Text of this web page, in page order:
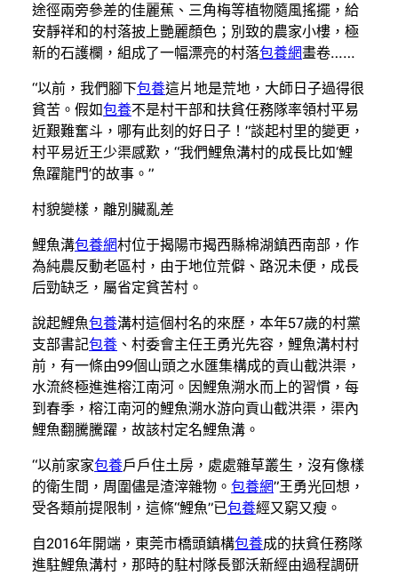
途徑兩旁參差的佳麗蕉、三角梅等植物隨風搖擺，給
安靜祥和的村落披上艷麗顏色；別致的農家小樓，極
新的石護欄，組成了一幅漂亮的村落包養網畫卷……
“以前，我們腳下包養這片地是荒地，大師日子過得很
貧苦。假如包養不是村干部和扶貧任務隊率領村平易
近艱難奮斗，哪有此刻的好日子！”談起村里的變更，
村平易近王少渠感歎，“我們鯉魚溝村的成長比如‘鯉
魚躍龍門’的故事。”
村貌變樣，離別臟亂差
鯉魚溝包養網村位于揭陽市揭西縣棉湖鎮西南部，作
為純農反動老區村，由于地位荒僻、路況未便，成長
后勁缺乏，屬省定貧苦村。
說起鯉魚包養溝村這個村名的來歷，本年57歲的村黨
支部書記包養 、村委會主任王勇光先容，鯉魚溝村村
前，有一條由99個山頭之水匯集構成的貢山截洪渠，
水流終極進進榕江南河。因鯉魚溯水而上的習慣，每
到春季，榕江南河的鯉魚溯水游向貢山截洪渠，渠內
鯉魚翻騰騰躍，故該村定名鯉魚溝。
“以前家家包養戶戶住土房，處處雜草叢生，沒有像樣
的衛生間，周圍儘是渣滓雜物。 包養網”王勇光回想，
受各類前提限制，這條“鯉魚”已包養經又窮又瘦。
自2016年開端，東莞市橋頭鎮構包養成的扶貧任務隊
進駐鯉魚溝村，那時的駐村隊長鄧沃新經由過程調研